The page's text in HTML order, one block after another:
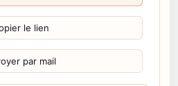
le lien
par mail